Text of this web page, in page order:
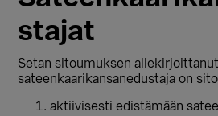
stajat
Setan sitoumuksen allekirjoittanut
sateenkaarikansanedustaja on
aktiivisesti edistämään